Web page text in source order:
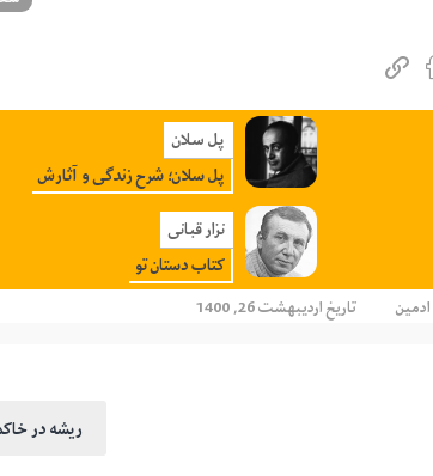
پل سلان
پل سلان؛ شرح زندگی و آثارش
نزار قبانی
کتاب دستان تو
ادمین تاریخ اردیبهشت 26, 1400
« ریشه در